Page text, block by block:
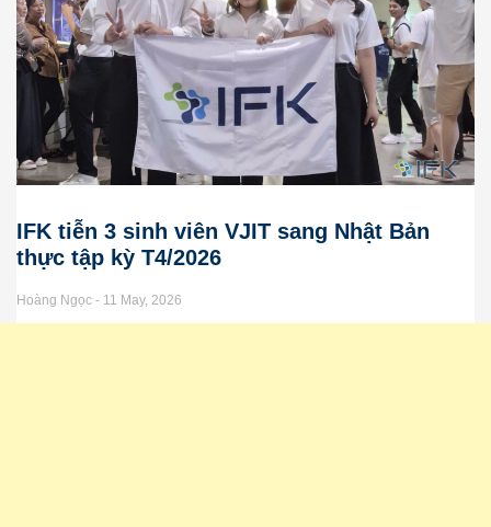
IFK tiễn 3 sinh viên VJIT sang Nhật Bản
thực tập kỳ T4/2026
Hoàng Ngọc 11 May, 2026